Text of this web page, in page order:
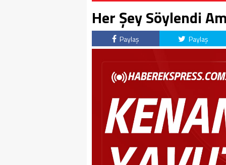
Her Şey Söylendi
Paylaş Paylaş